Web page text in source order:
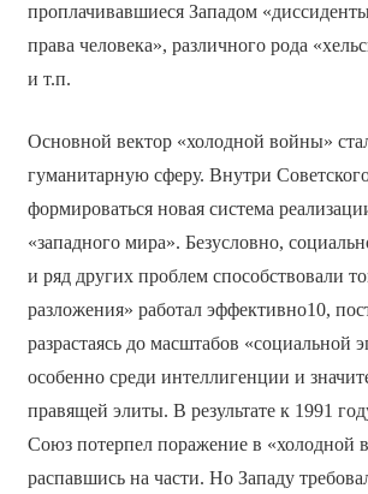
проплачивавшиеся Западом
права человека», различного рода
и т.п.
Основной вектор «холодной войны»
гуманитарную сферу. Внутри
формироваться новая система
«западного мира». Безусловно,
и ряд других проблем способствовали
разложения» работал эффективно10,
разрастаясь до масштабов «социальной
особенно среди интеллигенции и
правящей элиты. В результате к 1991
Союз потерпел поражение в «холодной
распавшись на части. Но Западу